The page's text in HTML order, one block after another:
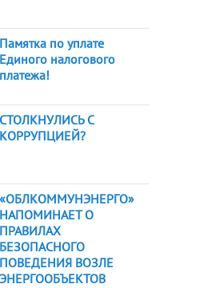
Памятка по уплате
Единого налогового
платежа!
СТОЛКНУЛИСЬ С
КОРРУПЦИЕЙ?
«ОБЛКОММУНЭНЕРГО»
НАПОМИНАЕТ О
ПРАВИЛАХ
БЕЗОПАСНОГО
ПОВЕДЕНИЯ ВОЗЛЕ
ЭНЕРГООБЪЕКТОВ